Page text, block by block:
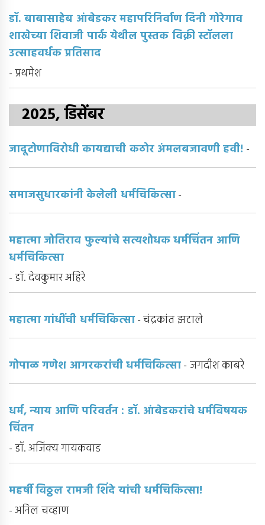
डॉ. बाबासाहेब आंबेडकर महापरिनिर्वाण दिनी गोरेगाव
शाखेच्या शिवाजी पार्क येथील पुस्तक विक्री स्टॉलला
उत्साहवर्धक प्रतिसाद
- प्रथमेश
2025, डिसेंबर
जादूटोणाविरोधी कायद्याची कठोर अंमलबजावणी हवी! -
समाजसुधारकांनी केलेली धर्मचिकित्सा-
महात्मा जोतिराव फुल्यांचे सत्यशोधक धर्मचिंतन आणि
धर्मचिकित्सा
- डॉ. देवकुमार अहिरे
महात्मा गांधींची धर्मचिकित्सा- चंद्रकांत झटाले
गोपाळ गणेश आगरकरांची धर्मचिकित्सा- जगदीश काबरे
धर्म, न्याय आणि परिवर्तन : डॉ. आंबेडकरांचे धर्मविषयक
चिंतन
- डॉ. अजिंक्य गायकवाड
महर्षी विठ्ठल रामजी शिंदे यांची धर्मचिकित्सा!
- अनिल चव्हाण